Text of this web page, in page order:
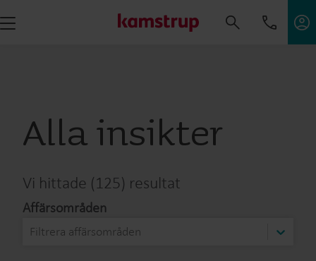
Alla insikter
Vi hittade (125) resultat
Affärsområden
Filtrera affärsområden